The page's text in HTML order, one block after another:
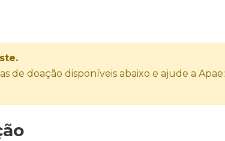
de doação disponíveis abaixo e ajude a Apae: